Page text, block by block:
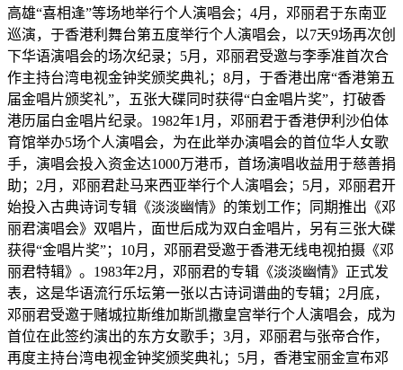
高雄“喜相逢”等场地举行个人演唱会；4月，邓丽君于东南亚
巡演，于香港利舞台第五度举行个人演唱会，以7天9场再次创
下华语演唱会的场次纪录；5月，邓丽君受邀与李季准首次合
作主持台湾电视金钟奖颁奖典礼；8月，于香港出席“香港第五
届金唱片颁奖礼”，五张大碟同时获得“白金唱片奖”，打破香
港历届白金唱片纪录。​​1982年1月，邓丽君于香港伊利沙伯体
育馆举办5场个人演唱会，为在此举办演唱会的首位华人女歌
手，演唱会投入资金达1000万港币，首场演唱收益用于慈善捐
助；2月，邓丽君赴马来西亚举行个人演唱会；5月，邓丽君开
始投入古典诗词专辑《淡淡幽情》的策划工作；同期推出《邓
丽君演唱会》双唱片，面世后成为双白金唱片，另有三张大碟
获得“金唱片奖”；10月，邓丽君受邀于香港无线电视拍摄《邓
丽君特辑》。1983年2月，邓丽君的专辑《淡淡幽情》正式发
表，这是华语流行乐坛第一张以古诗词谱曲的专辑；2月底，
邓丽君受邀于赌城拉斯维加斯凯撒皇宫举行个人演唱会，成为
首位在此签约演出的东方女歌手；3月，邓丽君与张帝合作，
再度主持台湾电视金钟奖颁奖典礼；5月，香港宝丽金宣布邓